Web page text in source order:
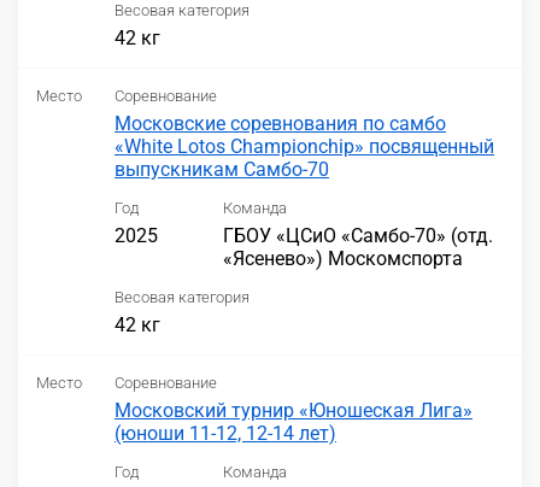
Весовая категория
42 кг
Место Соревнование
Московские соревнования по самбо
«White Lotos Championchip» посвященный
выпускникам Самбо-70
Год
2025
Команда
ГБОУ «ЦСиО «Самбо-70» (отд.
«Ясенево») Москомспорта
Весовая категория
42 кг
Место Соревнование
Московский турнир «Юношеская Лига»
(юноши 11-12, 12-14 лет)
Год Команда